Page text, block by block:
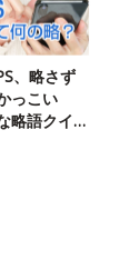
、略さず
っこい
略語クイ